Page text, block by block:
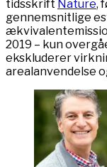
tidsskrift Nature,
gennemsnitlige
2019 – kun
ekskluderer
arealanvendelse